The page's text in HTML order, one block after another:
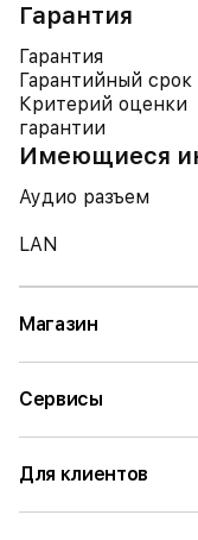
Гарантия
Гарантия
Гарантийный срок
Критерий оценки
гарантии
Имеющиеся
Аудио разъем
LAN
Магазин
Сервисы
Для клиентов